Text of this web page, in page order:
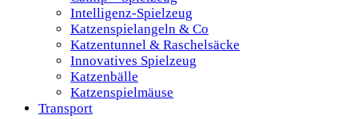
Intelligenz-Spielzeug
Katzenspielangeln & Co
Katzentunnel & Raschelsäcke
Innovatives Spielzeug
Katzenbälle
Katzenspielmäuse
Transport